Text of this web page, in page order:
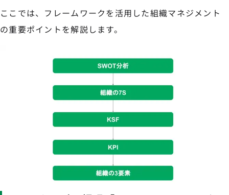
ここでは、フレームワークを活用した組織マネジメント
の重要ポイントを解説します。